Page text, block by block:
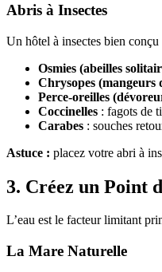
Abris à Insectes
Un hôtel à insectes bien conçu
Osmies (abeilles
Chrysopes (mangeurs
Perce-oreilles
Coccinelles : fagots de
Carabes : souches
Astuce : placez votre abri à
3. Créez un Point
L’eau est le facteur limitant
La Mare Naturelle